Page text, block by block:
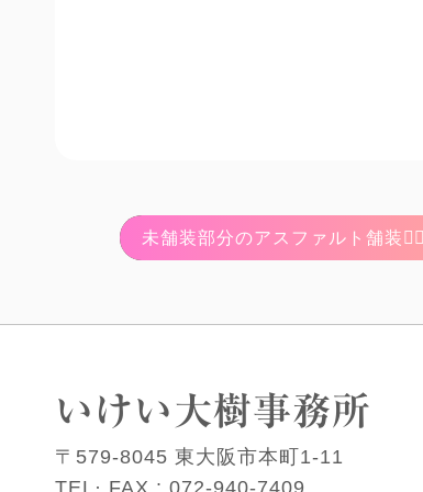
未舗装部分のアスファルト舗装👷‍♂️
いけい大樹事務所
〒579-8045 東大阪市本町1-11